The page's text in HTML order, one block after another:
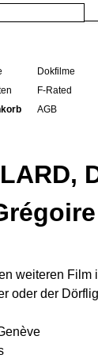
Dokfilme
F-Rated
AGB
weiteren
oder der